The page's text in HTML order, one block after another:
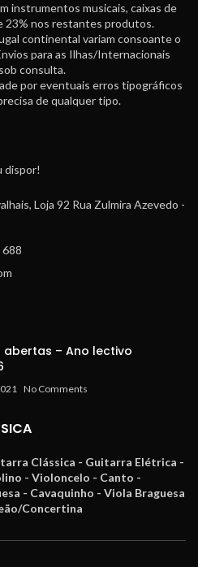
instrumentos musicais, caixas de
23% nos restantes produtos.
continental variam consoante o
para as Ilhas/Internacionais
consulta.
por eventuais erros tipográficos
de qualquer tipo.
dispor!
Loja 92 Rua Zulmira Azevedo -
abertas – Ano lectivo
No Comments
Clássica - Guitarra Elétrica -
- Violoncelo - Canto -
- Cavaquinho - Viola Braguesa
Concertina